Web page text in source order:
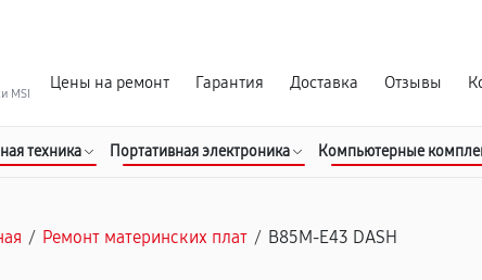
MSI
Цены на ремонт Гарантия Доставка Отзывы
техника Портативная электроника Компьютерные
/ Ремонт материнских плат / B85M-E43 DASH